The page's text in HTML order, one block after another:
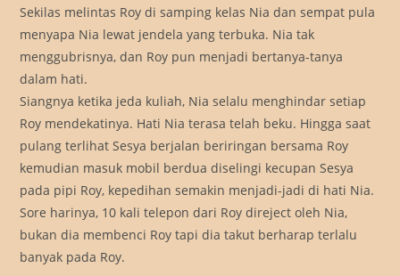
Sekilas melintas Roy di samping kelas Nia dan sempat pula
menyapa Nia lewat jendela yang terbuka. Nia tak
menggubrisnya, dan Roy pun menjadi bertanya-tanya
dalam hati.
Siangnya ketika jeda kuliah, Nia selalu menghindar setiap
Roy mendekatinya. Hati Nia terasa telah beku. Hingga saat
pulang terlihat Sesya berjalan beriringan bersama Roy
kemudian masuk mobil berdua diselingi kecupan Sesya
pada pipi Roy, kepedihan semakin menjadi-jadi di hati Nia.
Sore harinya, 10 kali telepon dari Roy direject oleh Nia,
bukan dia membenci Roy tapi dia takut berharap terlalu
banyak pada Roy.